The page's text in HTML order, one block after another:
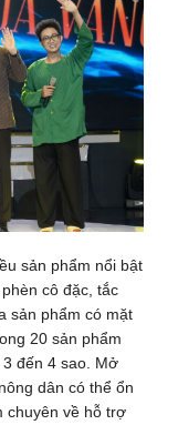
sản phẩm nổi bật
cô đặc, tắc
sản phẩm có mặt
20 sản phẩm
đến 4 sao. Mở
dân có thể ổn
chuyên về hỗ trợ